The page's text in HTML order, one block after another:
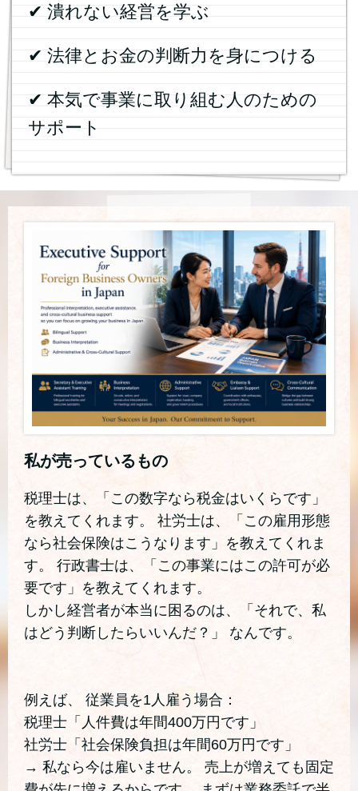
✔ 潰れない経営を学ぶ
✔ 法律とお金の判断力を身につける
✔ 本気で事業に取り組む人のための
サポート
私が売っているもの
税理士は、「この数字なら税金はいくらです」
を教えてくれます。 社労士は、「この雇用形態
なら社会保険はこうなります」を教えてくれま
す。 行政書士は、「この事業にはこの許可が必
要です」を教えてくれます。
しかし経営者が本当に困るのは、「それで、私
はどう判断したらいいんだ？」 なんです。
例えば、 従業員を1人雇う場合：
税理士「人件費は年間400万円です」
社労士「社会保険負担は年間60万円です」
→ 私なら今は雇いません。 売上が増えても固定